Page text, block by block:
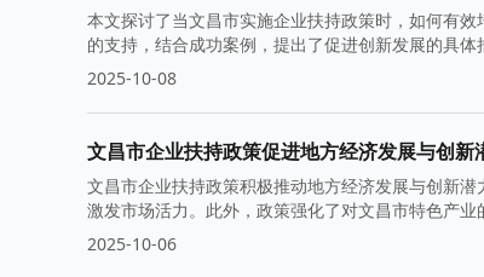
本文探讨了当文昌市实施企业扶持政策时，如何有
的支持，结合成功案例，提出了促进创新发展的具
2025-10-08
文昌市企业扶持政策促进地方经济发展与创新
文昌市企业扶持政策积极推动地方经济发展与创新
激发市场活力。此外，政策强化了对文昌市特色产
2025-10-06